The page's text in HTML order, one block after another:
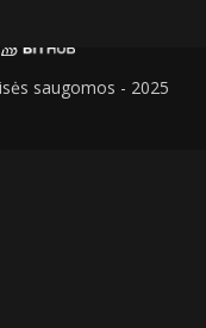
saugomos - 2025